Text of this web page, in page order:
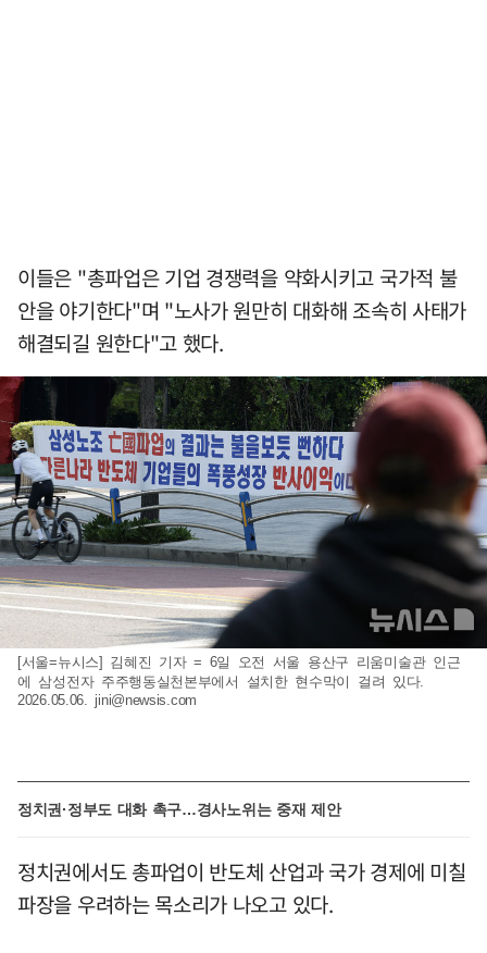
이들은 "총파업은 기업 경쟁력을 약화시키고 국가적 불
안을 야기한다"며 "노사가 원만히 대화해 조속히 사태가
해결되길 원한다"고 했다.
[서울=뉴시스] 김혜진 기자 = 6일 오전 서울 용산구 리움미술관 인근
에 삼성전자 주주행동실천본부에서 설치한 현수막이 걸려 있다.
2026.05.06. jini@newsis.com
정치권·정부도 대화 촉구…경사노위는 중재 제안
정치권에서도 총파업이 반도체 산업과 국가 경제에 미칠
파장을 우려하는 목소리가 나오고 있다.